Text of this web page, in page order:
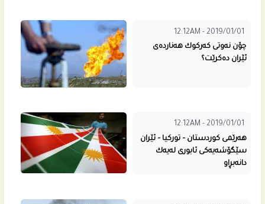
12:12AM - 2019/01/01
چۆن نه‌وتی كه‌ركوك هه‌نارده‌ی
ئێران ده‌كرێت؟
12:12AM - 2019/01/01
هەرێمی كوردستان – توركیا – ئێران
سێگۆشەیەكی ئابوری لەیەك
دانەبڕاو